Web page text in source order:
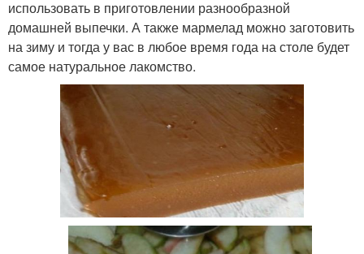
использовать в приготовлении разнообразной
домашней выпечки. А также мармелад можно заготовить
на зиму и тогда у вас в любое время года на столе будет
самое натуральное лакомство.